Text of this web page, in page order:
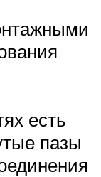
есть
пазы